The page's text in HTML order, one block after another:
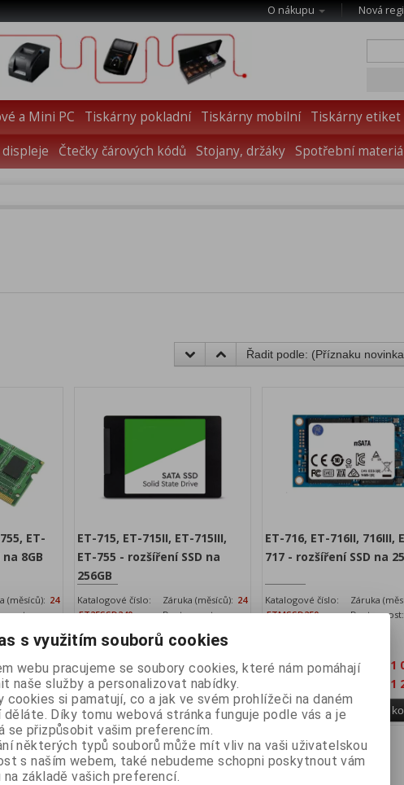
O nákupu Nová
a Mini PC Tiskárny pokladní Tiskárny mobilní Tiskárny etiket
displeje Čtečky čárových kódů Stojany, držáky Spotřební
Řadit podle: (Příznaku novinka
ET-
8GB
(měsíců): 24
1 668 Kč
018,50 Kč
košíku
ET-715, ET-715II, ET-715III,
ET-755 - rozšíření SSD na
256GB
Katalogové číslo:
ET25SSD240
Záruka (měsíců): 24
Dostupnost:
Rozšíření SSD na 256GB
Vaše cena bez DPH:1 044 Kč
Vaše cena s DPH:1 263 Kč
Přidat do košíku
ET-716, ET-716II, 716III,
717 - rozšíření SSD na
Katalogové číslo:
ETMSSD250
Záruka
Dostupnost:
Vaše cena bez DPH: 1
1
Přidat do
s využitím souborů cookies
webu pracujeme se soubory cookies, které nám pomáhají
naše služby a personalizovat nabídky.
cookies si pamatují, co a jak ve svém prohlížeči na daném
děláte. Díky tomu webová stránka funguje podle vás a je
se přizpůsobit vašim preferencím.
některých typů souborů může mít vliv na vaši uživatelskou
s naším webem, také nebudeme schopni poskytnout vám
na základě vašich preferencí.